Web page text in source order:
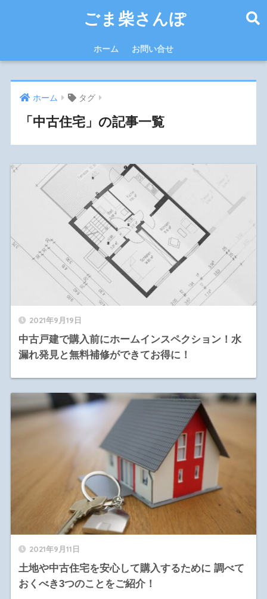
ごま柴さんぽ
ホーム お問い合せ
ホーム タグ
「中古住宅」の記事一覧
2021年9月19日
中古戸建で購入前にホームインスペクション！水
漏れ発見と無料補修ができてお得に！
2021年9月11日
土地や中古住宅を安心して購入するために 調べて
おくべき3つのことをご紹介！